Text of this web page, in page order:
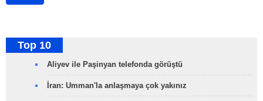
Top 10
Aliyev ile Paşinyan telefonda görüştü
İran: Umman'la anlaşmaya çok yakınız